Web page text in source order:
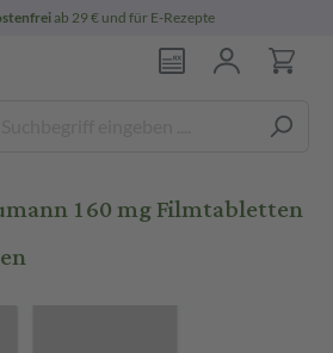
ab 29 € und für E-Rezepte
160 mg Filmtabletten